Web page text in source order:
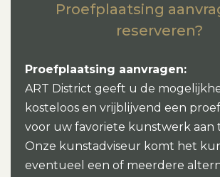
Proefplaatsing
reserveren?
Proefplaatsing aanvragen:
ART District geeft u de
kosteloos en vrijblijvend een
voor uw favoriete kunstwerk aan
Onze kunstadviseur komt het
eventueel een of meerdere